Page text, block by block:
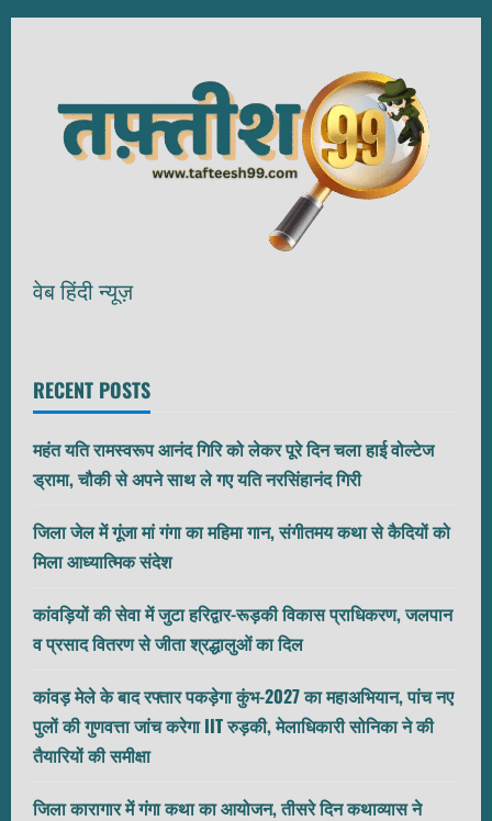
वेब हिंदी न्यूज़
RECENT POSTS
महंत यति रामस्वरूप आनंद गिरि को लेकर पूरे दिन चला हाई वोल्टेज
ड्रामा, चौकी से अपने साथ ले गए यति नरसिंहानंद गिरी
जिला जेल में गूंजा मां गंगा का महिमा गान, संगीतमय कथा से कैदियों को
मिला आध्यात्मिक संदेश
कांवड़ियों की सेवा में जुटा हरिद्वार-रूड़की विकास प्राधिकरण, जलपान
व प्रसाद वितरण से जीता श्रद्धालुओं का दिल
कांवड़ मेले के बाद रफ्तार पकड़ेगा कुंभ-2027 का महाअभियान, पांच नए
पुलों की गुणवत्ता जांच करेगा IIT रुड़की, मेलाधिकारी सोनिका ने की
तैयारियों की समीक्षा
जिला कारागार में गंगा कथा का आयोजन, तीसरे दिन कथाव्यास ने